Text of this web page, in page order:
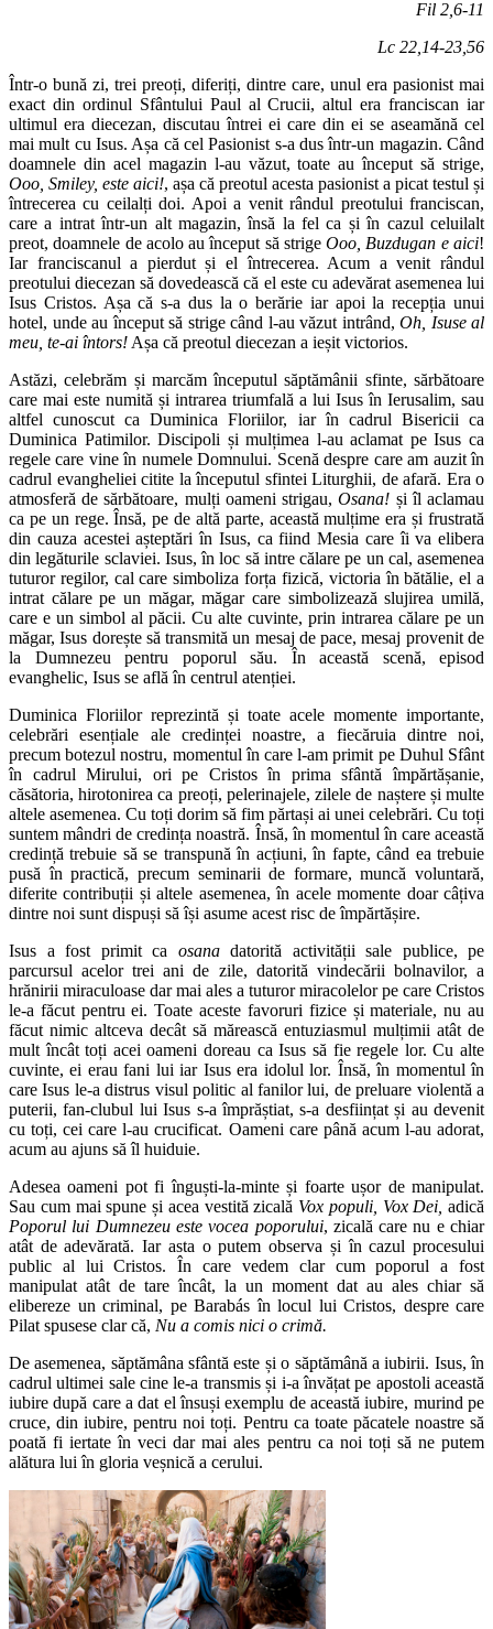
Fil 2,6-11
Lc 22,14-23,56
Într-o bună zi, trei preoți, diferiți, dintre care, unul era pasionist mai
exact din ordinul Sfântului Paul al Crucii, altul era franciscan iar
ultimul era diecezan, discutau întrei ei care din ei se aseamănă cel
mai mult cu Isus. Așa că cel Pasionist s-a dus într-un magazin. Când
doamnele din acel magazin l-au văzut, toate au început să strige,
Ooo, Smiley, este aici!, așa că preotul acesta pasionist a picat testul și
întrecerea cu ceilalți doi. Apoi a venit rândul preotului franciscan,
care a intrat într-un alt magazin, însă la fel ca și în cazul celuilalt
preot, doamnele de acolo au început să strigeOoo, Buzdugan e aici!
Iar franciscanul a pierdut și el întrecerea. Acum a venit rândul
preotului diecezan să dovedească că el este cu adevărat asemenea lui
Isus Cristos. Așa că s-a dus la o berărie iar apoi la recepția unui
hotel, unde au început să strige când l-au văzut intrând, Oh, Isuse al
meu, te-ai întors! Așa că preotul diecezan a ieșit victorios.
Astăzi, celebrăm și marcăm începutul săptămânii sfinte, sărbătoare
care mai este numită și intrarea triumfală a lui Isus în Ierusalim, sau
altfel cunoscut ca Duminica Floriilor, iar în cadrul Bisericii ca
Duminica Patimilor. Discipoli și mulțimea l-au aclamat pe Isus ca
regele care vine în numele Domnului. Scenă despre care am auzit în
cadrul evangheliei citite la începutul sfintei Liturghii, de afară. Era o
atmosferă de sărbătoare, mulți oameni strigau,Osana! și îl aclamau
ca pe un rege. Însă, pe de altă parte, această mulțime era și frustrată
din cauza acestei așteptări în Isus, ca fiind Mesia care îi va elibera
din legăturile sclaviei. Isus, în loc să intre călare pe un cal, asemenea
tuturor regilor, cal care simboliza forța fizică, victoria în bătălie, el a
intrat călare pe un măgar, măgar care simbolizează slujirea umilă,
care e un simbol al păcii. Cu alte cuvinte, prin intrarea călare pe un
măgar, Isus dorește să transmită un mesaj de pace, mesaj provenit de
la Dumnezeu pentru poporul său. În această scenă, episod
evanghelic, Isus se află în centrul atenției.
Duminica Floriilor reprezintă și toate acele momente importante,
celebrări esențiale ale credinței noastre, a fiecăruia dintre noi,
precum botezul nostru, momentul în care l-am primit pe Duhul Sfânt
în cadrul Mirului, ori pe Cristos în prima sfântă împărtășanie,
căsătoria, hirotonirea ca preoți, pelerinajele, zilele de naștere și multe
altele asemenea. Cu toți dorim să fim părtași ai unei celebrări. Cu toți
suntem mândri de credința noastră. Însă, în momentul în care această
credință trebuie să se transpună în acțiuni, în fapte, când ea trebuie
pusă în practică, precum seminarii de formare, muncă voluntară,
diferite contribuții și altele asemenea, în acele momente doar câțiva
dintre noi sunt dispuși să își asume acest risc de împărtășire.
Isus a fost primit ca osanadatorită activității sale publice, pe
parcursul acelor trei ani de zile, datorită vindecării bolnavilor, a
hrănirii miraculoase dar mai ales a tuturor miracolelor pe care Cristos
le-a făcut pentru ei. Toate aceste favoruri fizice și materiale, nu au
făcut nimic altceva decât să mărească entuziasmul mulțimii atât de
mult încât toți acei oameni doreau ca Isus să fie regele lor. Cu alte
cuvinte, ei erau fani lui iar Isus era idolul lor. Însă, în momentul în
care Isus le-a distrus visul politic al fanilor lui, de preluare violentă a
puterii, fan-clubul lui Isus s-a împrăștiat, s-a desființat și au devenit
cu toți, cei care l-au crucificat. Oameni care până acum l-au adorat,
acum au ajuns să îl huiduie.
Adesea oameni pot fi înguști-la-minte și foarte ușor de manipulat.
Sau cum mai spune și acea vestită zicală Vox populi, Vox Dei, adică
Poporul lui Dumnezeu este vocea poporului, zicală care nu e chiar
atât de adevărată. Iar asta o putem observa și în cazul procesului
public al lui Cristos. În care vedem clar cum poporul a fost
manipulat atât de tare încât, la un moment dat au ales chiar să
elibereze un criminal, pe Barabás în locul lui Cristos, despre care
Pilat spusese clar că, Nu a comis nici o crimă.
De asemenea, săptămâna sfântă este și o săptămână a iubirii. Isus, în
cadrul ultimei sale cine le-a transmis și i-a învățat pe apostoli această
iubire după care a dat el însuși exemplu de această iubire, murind pe
cruce, din iubire, pentru noi toți. Pentru ca toate păcatele noastre să
poată fi iertate în veci dar mai ales pentru ca noi toți să ne putem
alătura lui în gloria veșnică a cerului.